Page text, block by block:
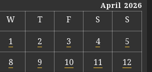
April 2026
W T F S
S
1
2 3 4
5
8 9 10 11
12